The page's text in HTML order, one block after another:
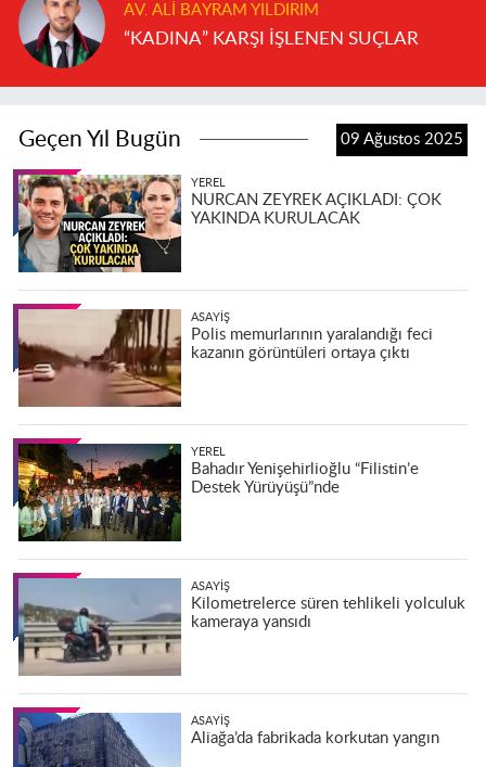
AV. ALI BAYRAM YILDIRIM
“KADINA” KARŞI İŞLENEN SUÇLAR
Geçen Yıl Bugün 09 Ağustos 2025
YEREL
NURCAN ZEYREK AÇIKLADI: ÇOK
YAKINDA KURULACAK
ASAYIŞ
Polis memurlarının yaralandığı feci
kazanın görüntüleri ortaya çıktı
YEREL
Bahadır Yenişehirlioğlu “Filistin’e
Destek Yürüyüşü”nde
ASAYIŞ
Kilometrelerce süren tehlikeli yolculuk
kameraya yansıdı
ASAYIŞ
Aliağa’da fabrikada korkutan yangın